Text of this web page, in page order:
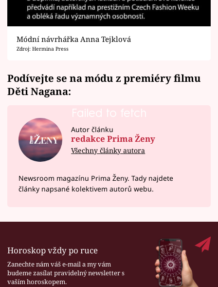
Módní návrhářka Anna Tejklová
Zdroj: Hermina Press
Podívejte se na módu z premiéry filmu
Děti Nagana:
Failed to fetch
Autor článku
redakce Prima Ženy
Všechny články autora
Newsroom magazínu Prima Ženy. Tady najdete
články napsané kolektivem autorů webu.
Horoskop vždy po ruce
Zanechte nám váš e-mail a my vám
budeme zasílat pravidelný newsletter s
vaším horoskopem.